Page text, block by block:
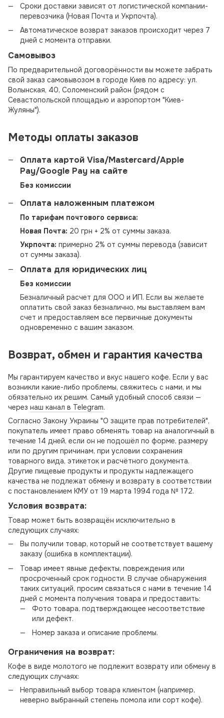
Сроки доставки зависят от логистической компании-
перевозчика (Новая Почта и Укрпочта).
Автоматическое возврат заказов происходит через 7
дней с момента отправки.
Самовывоз
По предварительной договорённости вы можете забрать
свой заказ самовывозом в городе Киев по адресу: ул.
Волынская, 40, Соломенский район (рядом с
Севастопольской площадью и аэропортом "Киев-
Жуляны").
Методы оплаты заказов
Оплата картой Visa/Mastercard/Apple
Pay/Google Pay на сайте
Без комиссии
Оплата наложенным платежом
По тарифам почтового сервиса:
Новая Почта: 20 грн + 2% от суммы заказа.
Укрпочта: примерно 2% от суммы перевода (зависит
от суммы заказа).
Оплата для юридических лиц
Без комиссии
Безналичный расчет для ООО и ИП. Если вы желаете
оплатить свой заказ безналично, мы выставляем вам
счет и предоставляем все первичные документы
одновременно с вашим заказом.
Возврат, обмен и гарантия качества
Мы гарантируем качество и вкус нашего кофе. Если у вас
возникли какие-либо проблемы, свяжитесь с нами, и мы
обязательно их решим. Самый удобный способ связи —
через наш канал в Telegram.
Согласно Закону Украины "О защите прав потребителей",
покупатель имеет право обменять товар на аналогичный в
течение 14 дней, если он не подошёл по форме, размеру
или по другим причинам, при условии сохранения
товарного вида, этикеток и расчётного документа.
Другие пищевые продукты и продукты надлежащего
качества не подлежат обмену и возврату в соответствии
с постановлением КМУ от 19 марта 1994 года № 172.
Условия возврата:
Товар может быть возвращён исключительно в
следующих случаях:
Вы получили товар, который не соответствует вашему
заказу (ошибка в комплектации).
Товар имеет явные дефекты, повреждения или
просроченный срок годности. В случае обнаружения
таких ситуаций, просим связаться с нами в течение 14
дней с момента получения товара и предоставить:
Фото товара, подтверждающее несоответствие
или дефект.
Номер заказа и описание проблемы.
Ограничения на возврат:
Кофе в виде молотого не подлежит возврату или обмену в
следующих случаях:
Неправильный выбор товара клиентом (например,
неверно выбранный степень помола или сорт кофе).